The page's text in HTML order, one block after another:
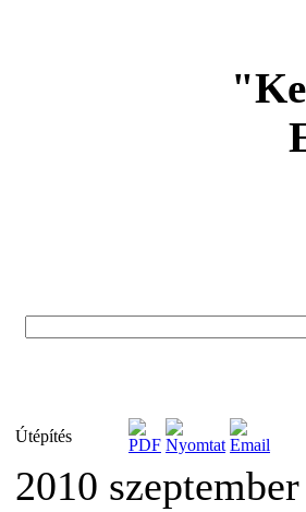
Útépítés
2010